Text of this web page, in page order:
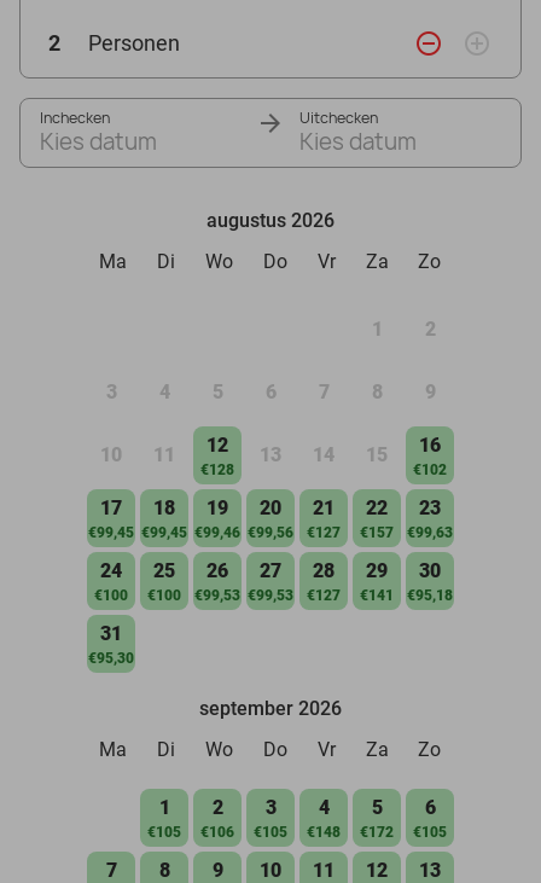
2 Personen remove_circle_outline add_circle_outline
Inchecken
Kies datum
Uitchecken
Kies datum
augustus 2026
Ma
Di Wo Do Vr Za Zo
1 2
3 4 5 6 7 8 9
10 11 12
€128
13 14 15 16
€102
17
€99,45
18
€99,45
19
€99,46
20
€99,56
21
€127
22
€157
23
€99,63
24
€100
25
€100
26
€99,53
27
€99,53
28
€127
29
€141
30
€95,18
31
€95,30
september 2026
Ma
Di Wo Do Vr Za Zo
1
€105
2
€106
3
€105
4
€148
5
€172
6
€105
7 8 9 10 11 12 13